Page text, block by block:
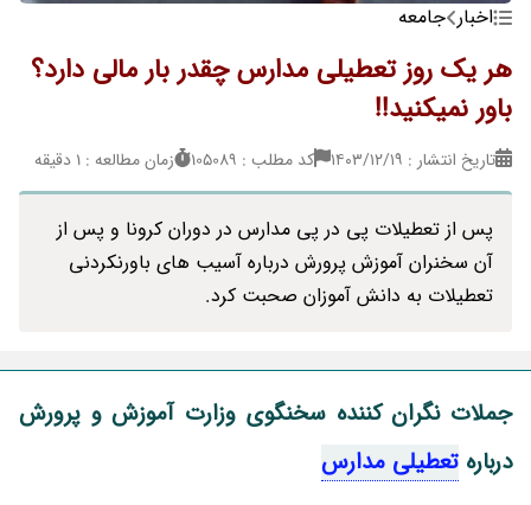
اخبار جامعه
هر یک روز تعطیلی مدارس چقدر بار مالی دارد؟
باور نمیکنید!!
تاریخ انتشار : ۱۴۰۳/۱۲/۱۹ کد مطلب : 105089 زمان مطالعه : 1 دقیقه
پس از تعطیلات پی در پی مدارس در دوران کرونا و پس از
آن سخنران آموزش پرورش درباره آسیب های باورنکردنی
تعطیلات به دانش آموزان صحبت کرد.
جملات نگران کننده سخنگوی وزارت آموزش و پرورش
درباره تعطیلی مدارس